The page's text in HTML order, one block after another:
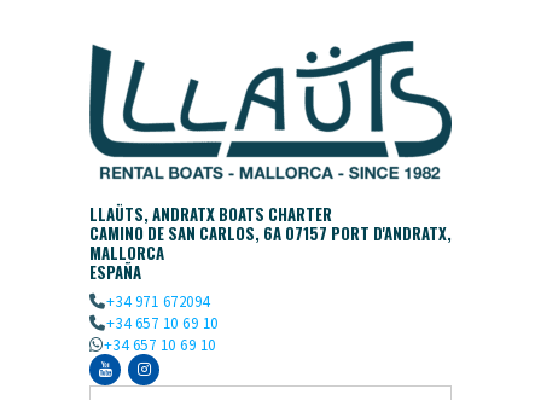
LLAÜTS, ANDRATX BOATS CHARTER
CAMINO DE SAN CARLOS, 6A 07157 PORT D'ANDRATX,
MALLORCA
ESPAÑA
+34 971 672094
+34 657 10 69 10
+34 657 10 69 10